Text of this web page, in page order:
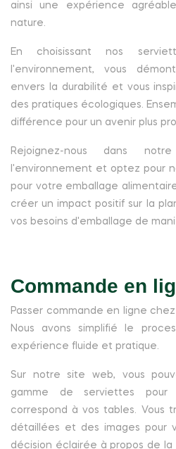
ainsi une expérience
nature.
En choisissant nos
l'environnement, vous
envers la durabilité et vous
des pratiques écologiques.
différence pour un avenir plus
Rejoignez-nous dans
l'environnement et optez pour
pour votre emballage
créer un impact positif sur la
vos besoins d'emballage de
Commande en
Passer commande en ligne
Nous avons simplifié le
expérience fluide et pratique.
Sur notre site web, vous
gamme de serviettes
correspond à vos tables. Vous
détaillées et des images pour
décision éclairée à propos de